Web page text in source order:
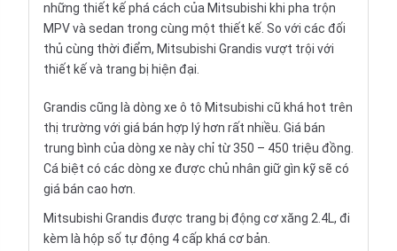
những thiết kế phá cách của Mitsubishi khi pha trộn
MPV và sedan trong cùng một thiết kế. So với các đối
thủ cùng thời điểm, Mitsubishi Grandis vượt trội với
thiết kế và trang bị hiện đại.
Grandis cũng là dòng xe ô tô Mitsubishi cũ khá hot trên
thị trường với giá bán hợp lý hơn rất nhiều. Giá bán
trung bình của dòng xe này chỉ từ 350 – 450 triệu đồng.
Cá biệt có các dòng xe được chủ nhân giữ gìn kỹ sẽ có
giá bán cao hơn.
Mitsubishi Grandis được trang bị động cơ xăng 2.4L, đi
kèm là hộp số tự động 4 cấp khá cơ bản.